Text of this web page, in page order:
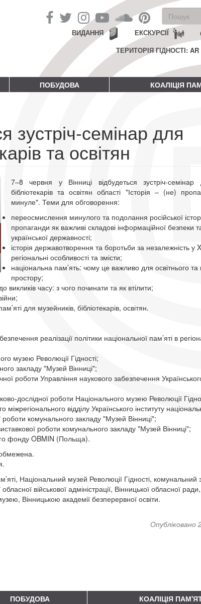
Пошук
ЕКСКУРСІЇ
ВИДАННЯ
ТЕРИТОРІЯ ГІДНОСТІ: AR
ПОБУДОВА КОАЛІЦІЯ
зустріч-семінар для
та освітян
7–8 червня у Вінниці відбудеться зустріч-семінар
бібліотекарів та освітян області "Історія – (не)
минуле". Теми для обговорення:
переосмислення минулого та подолання російської
пропаганди як важливі складові інформаційної безпеки
української державності;
історія державотворення та боротьби за незалежність у
регіональні особливості та змісти;
національна пам’ять: чому це важливо для освітнього та
простору;
викликів часу: з чого починати та як втілити;
для музейників, бібліотекарів, освітян.
реалізації політики національної пам’яті в
музею Революції Гідності;
закладу "Музей Вінниці";
роботи Управління наукового забезпечення
дослідної роботи Національного музею Революції
відділу Українського інституту
комунального закладу "Музей Вінниці";
роботи комунального закладу "Музей Вінниці";
фонду OBMIN (Польща).
обмежена.
Національний музей Революції Гідності,
військової адміністрації, Вінницької обласної
Вінницькою академії безперервної освіти.
Опубліковано
ПОБУДОВА КОАЛІЦІЯ